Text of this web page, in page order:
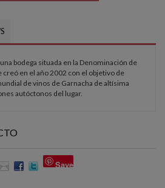
bodega situada en la Denominación de
creó en el año 2002 con el objetivo de
de vinos de Garnacha de altísima
autóctonos del lugar.
Save